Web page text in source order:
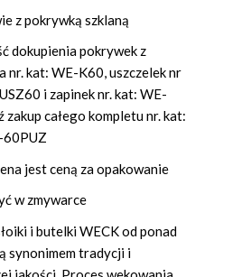
z pokrywką szklaną
dokupienia pokrywek z
nr. kat: WE-K60, uszczelek nr
i zapinek nr. kat: WE-
zakup całego kompletu nr. kat:
jest ceną za opakowanie
w zmywarce
i butelki WECK od ponad
synonimem tradycji i